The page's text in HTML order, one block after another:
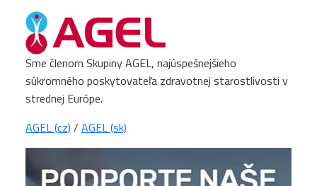
Sme členom Skupiny AGEL, najúspešnejšieho
súkromného poskytovateľa zdravotnej starostlivosti v
strednej Európe.
AGEL (cz) / AGEL (sk)